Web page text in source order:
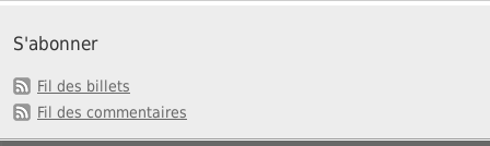
S'abonner
Fil des billets
Fil des commentaires